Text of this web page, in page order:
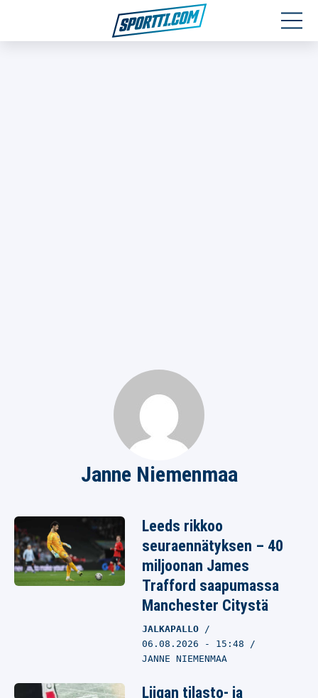
Janne Niemenmaa
Leeds rikkoo
seuraennätyksen – 40
miljoonan James
Trafford saapumassa
Manchester Citystä
JALKAPALLO
06.08.2026 - 15:48
JANNE NIEMENMAA
Liigan tilasto- ja